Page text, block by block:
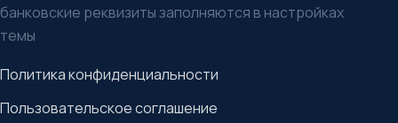
банковские реквизиты заполняются в настройках
темы
Политика конфиденциальности
Пользовательское соглашение